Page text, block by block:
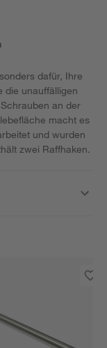
dafür, Ihre
die unauffälligen
an der
macht es
und wurden
zwei Raffhaken.